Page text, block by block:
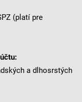
(platí pre
a dlhosrstých